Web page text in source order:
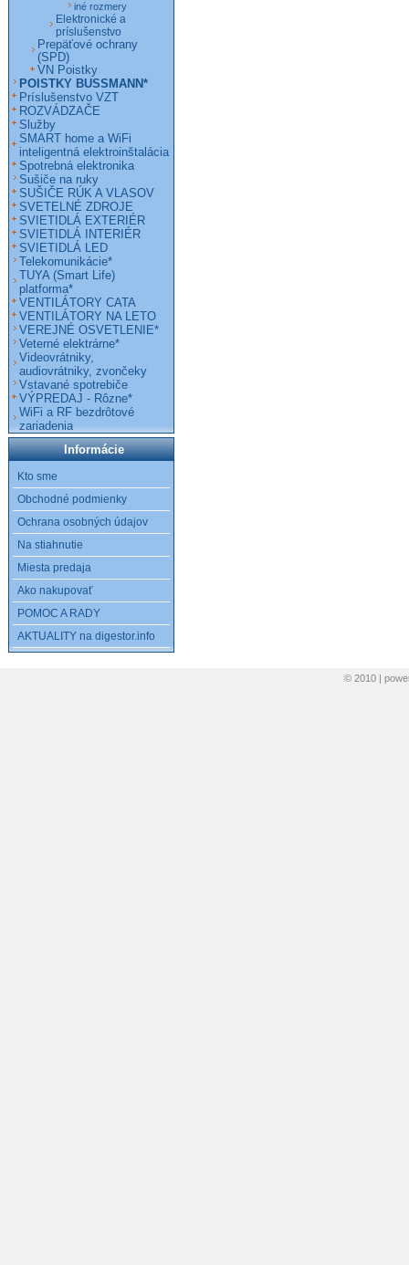
iné rozmery
Elektronické a
príslušenstvo
Prepäťové ochrany
(SPD)
VN Poistky
POISTKY BUSSMANN*
Príslušenstvo VZT
ROZVÁDZAČE
Služby
SMART home a WiFi
inteligentná elektroinštalácia
Spotrebná elektronika
Sušiče na ruky
SUŠIČE RÚK A VLASOV
SVETELNÉ ZDROJE
SVIETIDLÁ EXTERIÉR
SVIETIDLÁ INTERIÉR
SVIETIDLÁ LED
Telekomunikácie*
TUYA (Smart Life)
platforma*
VENTILÁTORY CATA
VENTILÁTORY NA LETO
VEREJNÉ OSVETLENIE*
Veterné elektrárne*
Videovrátniky,
audiovrátniky, zvončeky
Vstavané spotrebiče
VÝPREDAJ - Rôzne*
WiFi a RF bezdrôtové
zariadenia
Informácie
Kto sme
Obchodné podmienky
Ochrana osobných údajov
Na stiahnutie
Miesta predaja
Ako nakupovať
POMOC A RADY
AKTUALITY na digestor.info
© 2010 |